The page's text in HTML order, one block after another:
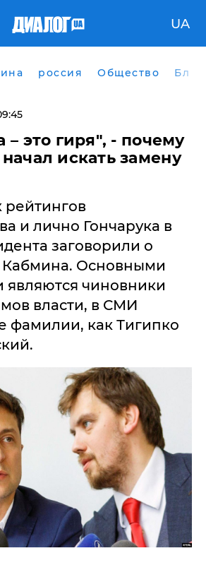
UA
россия Общество
это гиря", - почему
искать замену
рейтингов
и лично Гончарука в
заговорили о
Кабмина. Основными
являются чиновники
власти, в СМИ
фамилии, как Тигипко